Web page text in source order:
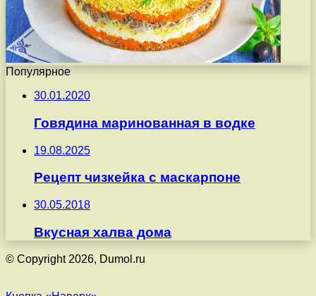
Популярное
30.01.2020
Говядина маринованная в водке
19.08.2025
Рецепт чизкейка с маскарпоне
30.05.2018
Вкусная халва дома
© Copyright 2026, Dumol.ru